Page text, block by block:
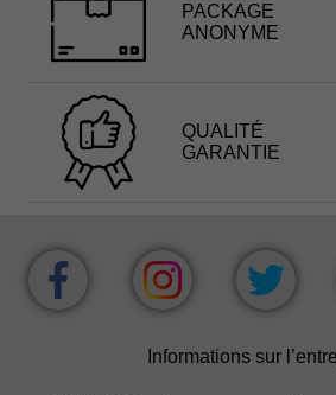
PACKAGE
ANONYME
QUALITÉ
GARANTIE
Informations sur